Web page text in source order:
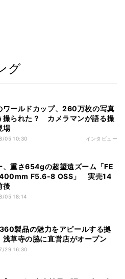
グ
ワールドカップ、260万枚の写真
撮られた？ カメラマンが語る撮
場
05 10:30 インタビュー
、重さ654gの超望遠ズーム「FE
F5.6-8 OSS」 実売14
後
05 18:14
製品の魅力をアピールする拠
浅草寺の脇に直営店がオープン
29 16:30